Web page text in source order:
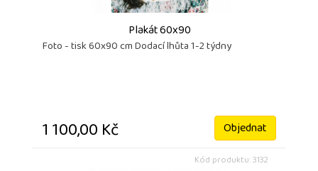
Plakát 60x90
Foto - tisk 60x90 cm Dodací lhůta 1-2 týdny
1 100,00 Kč Objednat
Kód produktu: 3132